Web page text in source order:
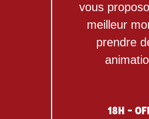
vous
meilleur
prendre
18h –